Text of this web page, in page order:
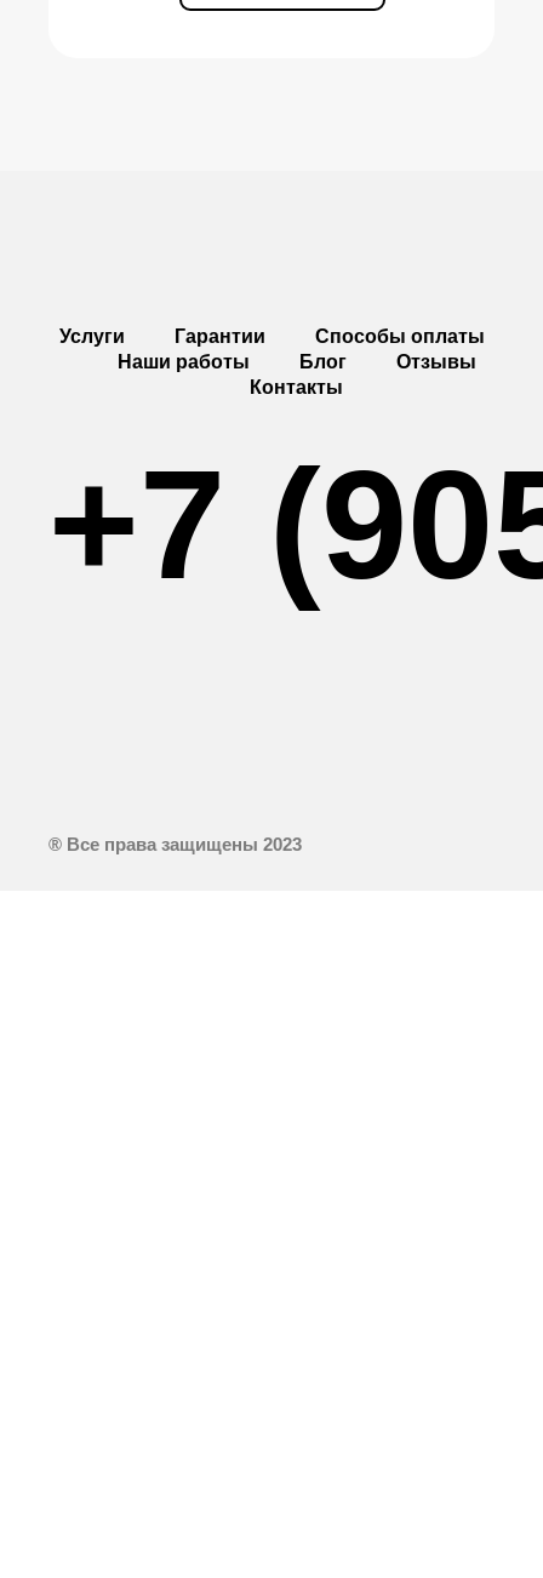
Услуги Гарантии
Способы оплаты
Наши работы
Блог
Отзывы
Контакты
+7
® Все права защищены 2023